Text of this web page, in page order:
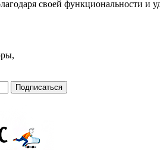
своей функциональности и